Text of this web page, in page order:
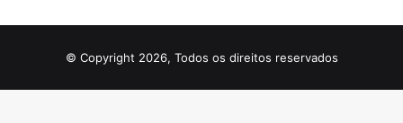
© Copyright 2026, Todos os direitos reservados